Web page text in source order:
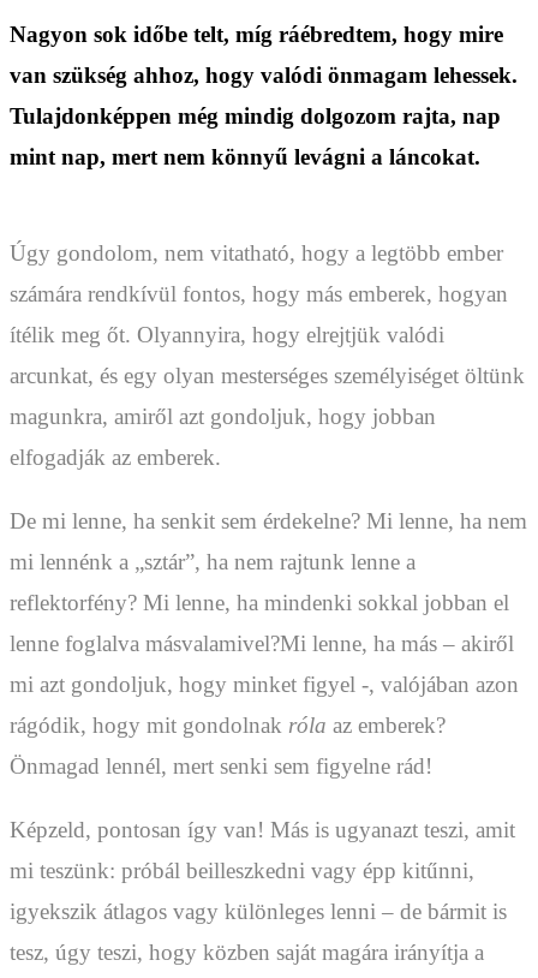
Nagyon sok időbe telt, míg ráébredtem, hogy mire
van szükség ahhoz, hogy valódi önmagam lehessek.
Tulajdonképpen még mindig dolgozom rajta, nap
mint nap, mert nem könnyű levágni a láncokat.
Úgy gondolom, nem vitatható, hogy a legtöbb ember
számára rendkívül fontos, hogy más emberek, hogyan
ítélik meg őt. Olyannyira, hogy elrejtjük valódi
arcunkat, és egy olyan mesterséges személyiséget öltünk
magunkra, amiről azt gondoljuk, hogy jobban
elfogadják az emberek.
De mi lenne, ha senkit sem érdekelne? Mi lenne, ha nem
mi lennénk a „sztár”, ha nem rajtunk lenne a
reflektorfény? Mi lenne, ha mindenki sokkal jobban el
lenne foglalva másvalamivel?Mi lenne, ha más – akiről
mi azt gondoljuk, hogy minket figyel -, valójában azon
rágódik, hogy mit gondolnak róla az emberek?
Önmagad lennél, mert senki sem figyelne rád!
Képzeld, pontosan így van! Más is ugyanazt teszi, amit
mi teszünk: próbál beilleszkedni vagy épp kitűnni,
igyekszik átlagos vagy különleges lenni – de bármit is
tesz, úgy teszi, hogy közben saját magára irányítja a